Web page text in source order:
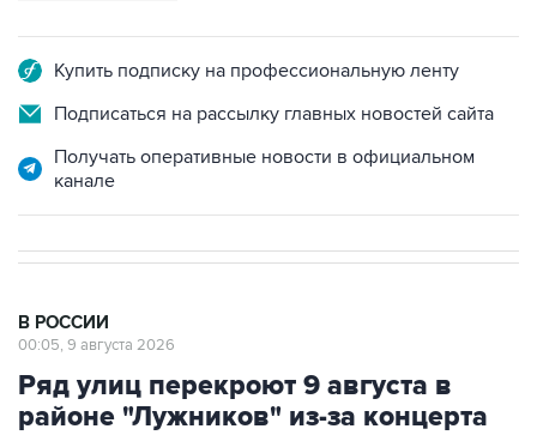
Купить подписку на профессиональную ленту
Подписаться на рассылку главных новостей сайта
Получать оперативные новости в официальном
канале
В РОССИИ
00:05, 9 августа 2026
Ряд улиц перекроют 9 августа в
районе "Лужников" из-за концерта